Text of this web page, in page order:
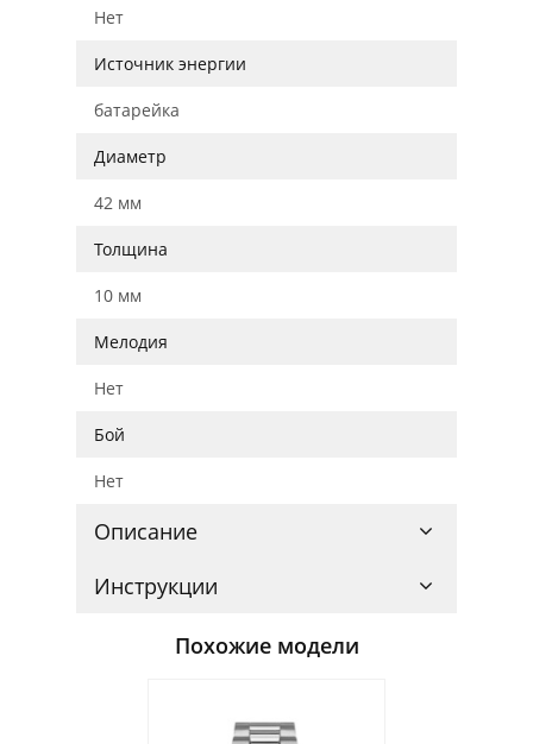
Нет
Источник энергии
батарейка
Диаметр
42 мм
Толщина
10 мм
Мелодия
Нет
Бой
Нет
Описание
Инструкции
Похожие модели